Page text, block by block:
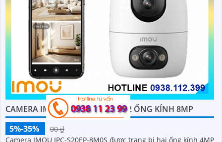
CAMERA IMOU IPC-S20EP-8M0S 2 ỐNG KÍNH 8MP
5%-35%
00 ₫
Camera IMOU IPC-S20EP-8M0S được trang bị hai ống kính 4MP